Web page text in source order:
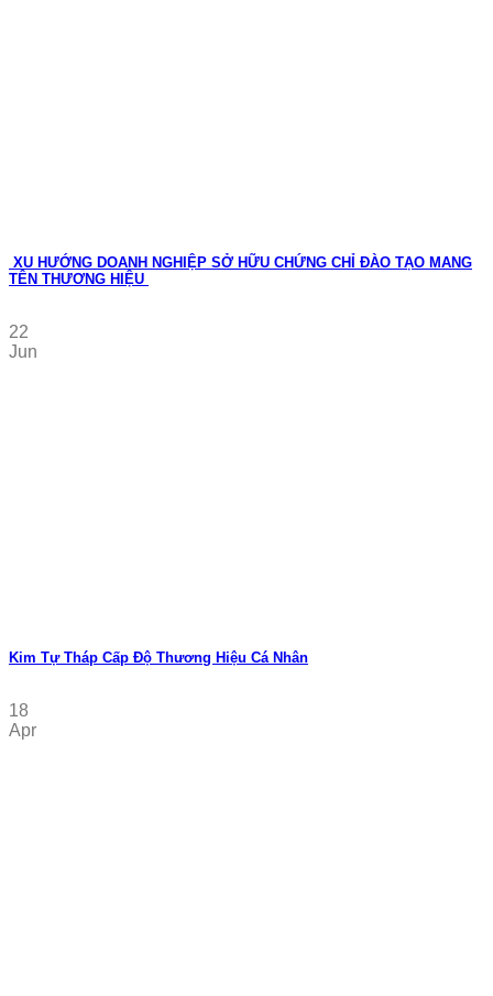
XU HƯỚNG DOANH NGHIỆP SỞ HỮU CHỨNG CHỈ ĐÀO TẠO MANG
TÊN THƯƠNG HIỆU
22
Jun
Kim Tự Tháp Cấp Độ Thương Hiệu Cá Nhân
18
Apr